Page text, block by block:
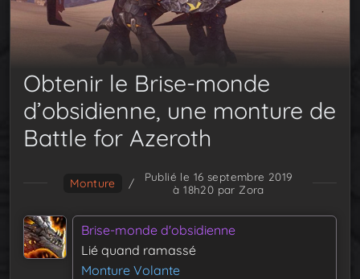
Obtenir le Brise-monde
d’obsidienne, une monture de
Battle for Azeroth
Monture /
Publié le 16 septembre 2019
à 18h20 par Zora
Brise-monde d'obsidienne
Lié quand ramassé
Monture Volante